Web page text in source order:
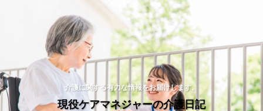
介護に関する有力な情報をお届けします。
現役ケアマネジャーの介護日記